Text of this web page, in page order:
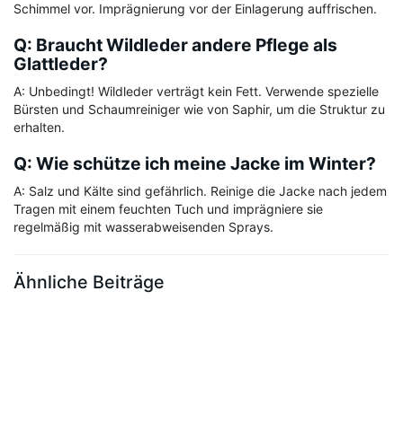
Schimmel vor. Imprägnierung vor der Einlagerung auffrischen.
Q: Braucht Wildleder andere Pflege als
Glattleder?
A: Unbedingt! Wildleder verträgt kein Fett. Verwende spezielle
Bürsten und Schaumreiniger wie von Saphir, um die Struktur zu
erhalten.
Q: Wie schütze ich meine Jacke im Winter?
A: Salz und Kälte sind gefährlich. Reinige die Jacke nach jedem
Tragen mit einem feuchten Tuch und imprägniere sie
regelmäßig mit wasserabweisenden Sprays.
Ähnliche Beiträge